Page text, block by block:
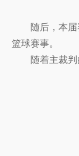
随后，本届赛
篮球赛事。
随着主裁判的